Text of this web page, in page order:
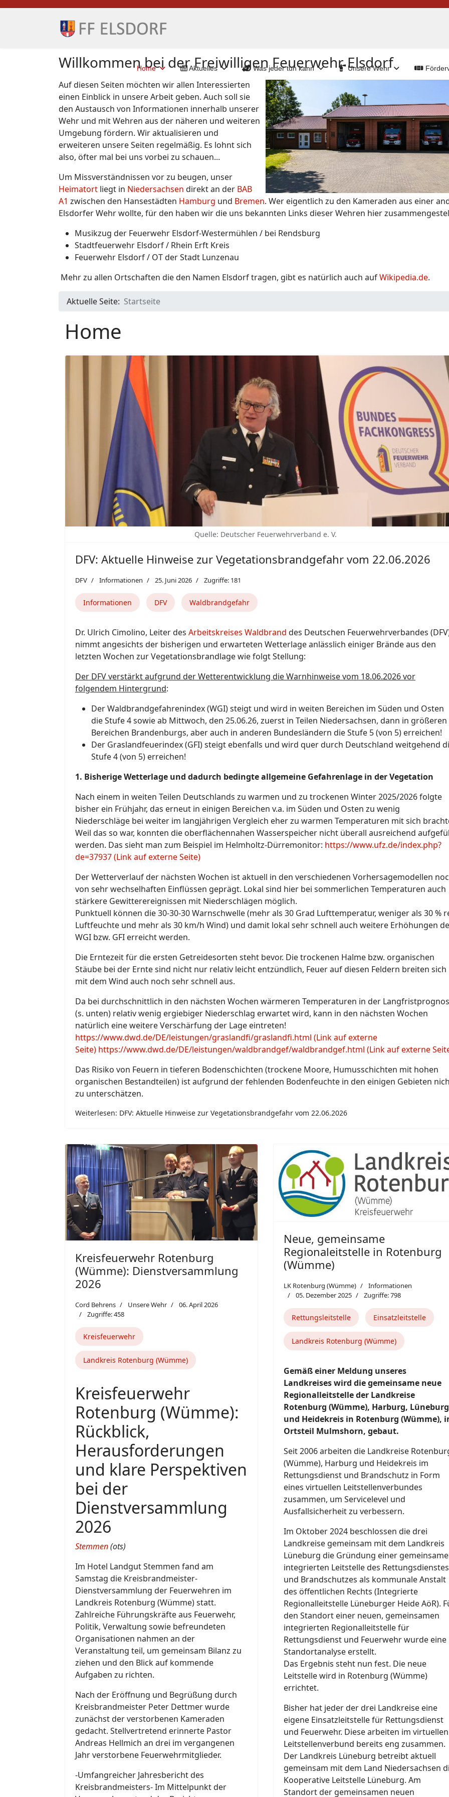
Home Aktuelles Was jeder tun kann Unsere Wehr
Willkommen bei der Freiwilligen Feuerwehr Elsdorf
Auf diesen Seiten möchten wir allen Interessierten
einen Einblick in unsere Arbeit geben. Auch soll sie
den Austausch von Informationen innerhalb unserer
Wehr und mit Wehren aus der näheren und weiteren
Umgebung fördern. Wir aktualisieren und
erweiteren unsere Seiten regelmäßig. Es lohnt sich
also, öfter mal bei uns vorbei zu schauen...
Um Missverständnissen vor zu beugen, unser
Heimatort liegt in Niedersachsen direkt an der BAB
A1 zwischen den Hansestädten Hamburg und Bremen. Wer eigentlich zu den Kameraden aus einer
Elsdorfer Wehr wollte, für den haben wir die uns bekannten Links dieser Wehren hier
Musikzug der Feuerwehr Elsdorf-Westermühlen / bei Rendsburg
Stadtfeuerwehr Elsdorf / Rhein Erft Kreis
Feuerwehr Elsdorf / OT der Stadt Lunzenau
Mehr zu allen Ortschaften die den Namen Elsdorf tragen, gibt es natürlich auch aufWikipedia.de.
Aktuelle Seite: Startseite
Home
Quelle: Deutscher Feuerwehrverband e. V.
DFV: Aktuelle Hinweise zur Vegetationsbrandgefahr vom 22.06.2026
DFV Informationen 25. Juni 2026 Zugriffe: 181
Informationen DFV Waldbrandgefahr
Dr. Ulrich Cimolino, Leiter des Arbeitskreises Waldbrand des Deutschen Feuerwehrverbandes
nimmt angesichts der bisherigen und erwarteten Wetterlage anlässlich einiger Brände aus den
letzten Wochen zur Vegetationsbrandlage wie folgt Stellung:
Der DFV verstärkt aufgrund der Wetterentwicklung die Warnhinweise vom 18.06.2026 vor
folgendem Hintergrund:
Der Waldbrandgefahrenindex (WGI) steigt und wird in weiten Bereichen im Süden und Osten
die Stufe 4 sowie ab Mittwoch, den 25.06.26, zuerst in Teilen Niedersachsen, dann in größeren
Bereichen Brandenburgs, aber auch in anderen Bundesländern die Stufe 5 (von 5) erreichen!
Der Graslandfeuerindex (GFI) steigt ebenfalls und wird quer durch Deutschland weitgehend
Stufe 4 (von 5) erreichen!
1. Bisherige Wetterlage und dadurch bedingte allgemeine Gefahrenlage in der Vegetation
Nach einem in weiten Teilen Deutschlands zu warmen und zu trockenen Winter 2025/2026 folgte
bisher ein Frühjahr, das erneut in einigen Bereichen v.a. im Süden und Osten zu wenig
Niederschläge bei weiter im langjährigen Vergleich eher zu warmen Temperaturen mit sich
Weil das so war, konnten die oberflächennahen Wasserspeicher nicht überall ausreichend
werden. Das sieht man zum Beispiel im Helmholtz-Dürremonitor: https://www.ufz.de/index.php?
de=37937 (Link auf externe Seite)
Der Wetterverlauf der nächsten Wochen ist aktuell in den verschiedenen Vorhersagemodellen
von sehr wechselhaften Einflüssen geprägt. Lokal sind hier bei sommerlichen Temperaturen auch
stärkere Gewitterereignissen mit Niederschlägen möglich.
Punktuell können die 30-30-30 Warnschwelle (mehr als 30 Grad Lufttemperatur, weniger als 30 %
Luftfeuchte und mehr als 30 km/h Wind) und damit lokal sehr schnell auch weitere Erhöhungen
WGI bzw. GFI erreicht werden.
Die Erntezeit für die ersten Getreidesorten steht bevor. Die trockenen Halme bzw. organischen
Stäube bei der Ernte sind nicht nur relativ leicht entzündlich, Feuer auf diesen Feldern breiten sich
mit dem Wind auch noch sehr schnell aus.
Da bei durchschnittlich in den nächsten Wochen wärmeren Temperaturen in der
(s. unten) relativ wenig ergiebiger Niederschlag erwartet wird, kann in den nächsten Wochen
natürlich eine weitere Verschärfung der Lage eintreten!
https://www.dwd.de/DE/leistungen/graslandfi/graslandfi.html (Link auf externe
Seite) https://www.dwd.de/DE/leistungen/waldbrandgef/waldbrandgef.html (Link auf externe
Das Risiko von Feuern in tieferen Bodenschichten (trockene Moore, Humusschichten mit hohen
organischen Bestandteilen) ist aufgrund der fehlenden Bodenfeuchte in den einigen Gebieten
zu unterschätzen.
Weiterlesen: DFV: Aktuelle Hinweise zur Vegetationsbrandgefahr vom 22.06.2026
Kreisfeuerwehr Rotenburg
(Wümme): Dienstversammlung
2026
Cord Behrens Unsere Wehr
06. April 2026
Zugriffe: 458
Kreisfeuerwehr
Landkreis Rotenburg (Wümme)
Kreisfeuerwehr
Rotenburg (Wümme):
Rückblick,
Herausforderungen
und klare Perspektiven
bei der
Dienstversammlung
2026
Stemmen(ots)
Im Hotel Landgut Stemmen fand am
Samstag die Kreisbrandmeister-
Dienstversammlung der Feuerwehren im
Landkreis Rotenburg (Wümme) statt.
Zahlreiche Führungskräfte aus Feuerwehr,
Politik, Verwaltung sowie befreundeten
Organisationen nahmen an der
Veranstaltung teil, um gemeinsam Bilanz zu
ziehen und den Blick auf kommende
Aufgaben zu richten.
Nach der Eröffnung und Begrüßung durch
Kreisbrandmeister Peter Dettmer wurde
zunächst der verstorbenen Kameraden
gedacht. Stellvertretend erinnerte Pastor
Andreas Hellmich an drei im vergangenen
Jahr verstorbene Feuerwehrmitglieder.
-Umfangreicher Jahresbericht des
Kreisbrandmeisters- Im Mittelpunkt der
Neue, gemeinsame
Regionaleitstelle in Rotenburg
(Wümme)
LK Rotenburg (Wümme)
Informationen
05. Dezember 2025
Zugriffe: 798
Rettungsleitstelle Einsatzleitstelle
Landkreis Rotenburg (Wümme)
Gemäß einer Meldung unseres
Landkreises wird die gemeinsame neue
Regionalleitstelle der Landkreise
Rotenburg (Wümme), Harburg, Lüneburg
und Heidekreis in Rotenburg (Wümme),
Ortsteil Mulmshorn, gebaut.
Seit 2006 arbeiten die Landkreise
(Wümme), Harburg und Heidekreis im
Rettungsdienst und Brandschutz in Form
eines virtuellen Leitstellenverbundes
zusammen, um Servicelevel und
Ausfallsicherheit zu verbessern.
Im Oktober 2024 beschlossen die drei
Landkreise gemeinsam mit dem Landkreis
Lüneburg die Gründung einer
integrierten Leitstelle des Rettungsdienstes
und Brandschutzes als kommunale Anstalt
des öffentlichen Rechts (Integrierte
Regionalleitstelle Lüneburger Heide AöR).
den Standort einer neuen, gemeinsamen
integrierten Regionalleitstelle für
Rettungsdienst und Feuerwehr wurde eine
Standortanalyse erstellt.
Das Ergebnis steht nun fest. Die neue
Leitstelle wird in Rotenburg (Wümme)
errichtet.
Bisher hat jeder der drei Landkreise eine
eigene Einsatzleitstelle für Rettungsdienst
und Feuerwehr. Diese arbeiten im virtuellen
Leitstellenverbund bereits eng zusammen.
Der Landkreis Lüneburg betreibt aktuell
gemeinsam mit dem Land Niedersachsen
Kooperative Leitstelle Lüneburg. Am
Standort der gemeinsamen neuen